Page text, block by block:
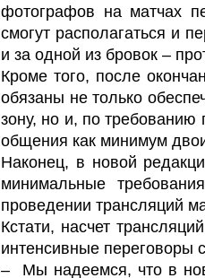
фотографов на матчах
смогут располагаться и
и за одной из бровок –
Кроме того, после
обязаны не только
зону, но и, по
общения как минимум
Наконец, в новой
минимальные
проведении трансляций
Кстати, насчет
интенсивные переговоры
– Мы надеемся, что в